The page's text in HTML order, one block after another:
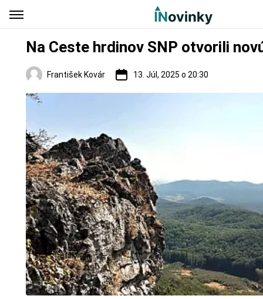
Na Ceste hrdinov SNP otvorili
František Kovár 13. Júl, 2025 o 20:30
Turistika